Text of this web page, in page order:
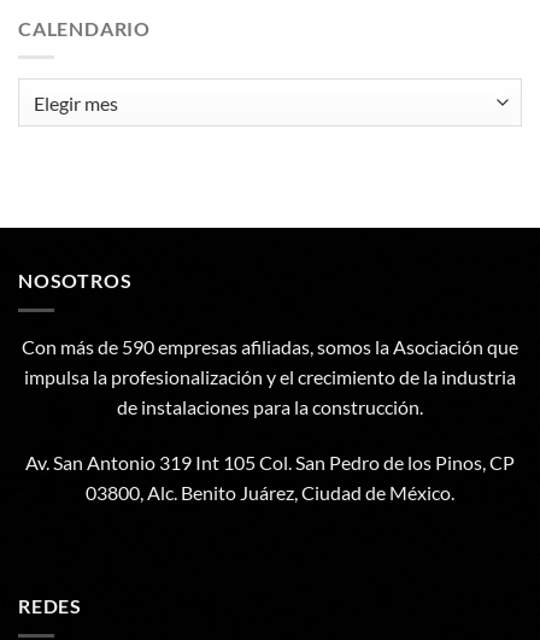
CALENDARIO
NOSOTROS
Con más de 590 empresas afiliadas, somos la Asociación que
impulsa la profesionalización y el crecimiento de la industria
de instalaciones para la construcción.
Av. San Antonio 319 Int 105 Col. San Pedro de los Pinos, CP
03800, Alc. Benito Juárez, Ciudad de México.
REDES